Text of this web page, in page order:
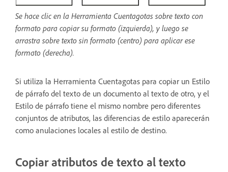
Se hace clic en la Herramienta Cuentagotas sobre texto con
formato para copiar su formato (izquierda), y luego se
arrastra sobre texto sin formato (centro) para aplicar ese
formato (derecha).
Si utiliza la Herramienta Cuentagotas para copiar un Estilo
de párrafo del texto de un documento al texto de otro, y el
Estilo de párrafo tiene el mismo nombre pero diferentes
conjuntos de atributos, las diferencias de estilo aparecerán
como anulaciones locales al estilo de destino.
Copiar atributos de texto al texto